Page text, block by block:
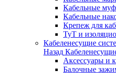
Кабельные
Кабельные
Крепеж для
ТуТ и
Кабеленесущие
Назад
Аксессуары и
Балочные